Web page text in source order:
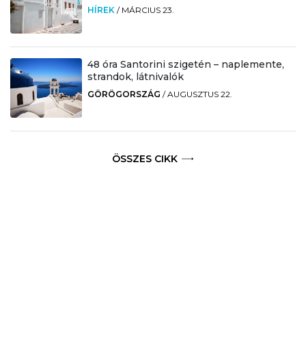
HÍREK / MÁRCIUS 23.
48 óra Santorini szigetén – naplemente,
strandok, látnivalók
GÖRÖGORSZÁG /AUGUSZTUS 22.
ÖSSZES CIKK